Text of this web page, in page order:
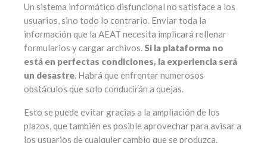
Un sistema informático disfuncional no satisface a los
usuarios, sino todo lo contrario. Enviar toda la
información que la AEAT necesita implicará rellenar
formularios y cargar archivos. Si la plataforma no
está en perfectas condiciones, la experiencia será
un desastre. Habrá que enfrentar numerosos
obstáculos que solo conducirán a quejas.
Esto se puede evitar gracias a la ampliación de los
plazos, que también es posible aprovechar para avisar a
los usuarios de cualquier cambio que se produzca.